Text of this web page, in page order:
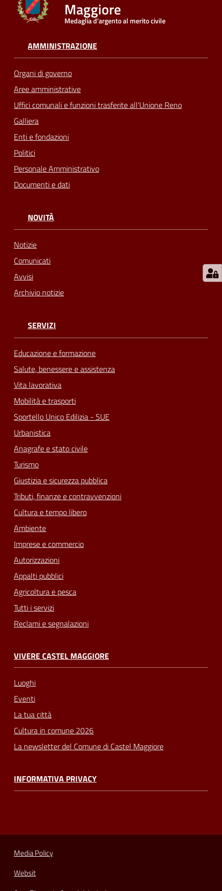
Seguici
Maggiore
Medaglia d'argento al merito civile
AMMINISTRAZIONE
Organi di governo
Aree amministrative
Uffici comunali e funzioni trasferite all'Unione Reno
Galliera
Enti e fondazioni
Politici
Personale Amministrativo
Documenti e dati
NOVITÀ
Notizie
Comunicati
Avvisi
Archivio notizie
SERVIZI
Educazione e formazione
Salute, benessere e assistenza
Vita lavorativa
Mobilità e trasporti
Sportello Unico Edilizia - SUE
Urbanistica
Anagrafe e stato civile
Turismo
Giustizia e sicurezza pubblica
Tributi, finanze e contravvenzioni
Cultura e tempo libero
Ambiente
Imprese e commercio
Autorizzazioni
Appalti pubblici
Agricoltura e pesca
Tutti i servizi
Reclami e segnalazioni
VIVERE CASTEL MAGGIORE
Luoghi
Eventi
La tua città
Cultura in comune 2026
La newsletter del Comune di Castel Maggiore
INFORMATIVA PRIVACY
Media Policy
Websit